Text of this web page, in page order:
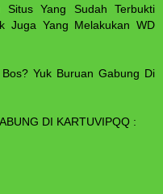
Situs Yang Sudah Terbukti
Juga Yang Melakukan WD
Yuk Buruan Gabung Di
DI KARTUVIPQQ :